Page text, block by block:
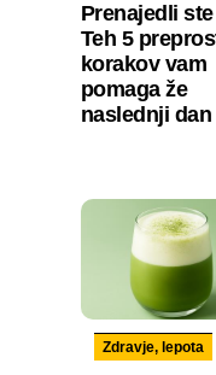
Prenajedli
Teh 5
korakov vam
pomaga že
naslednji dan
Zdravje, lepota